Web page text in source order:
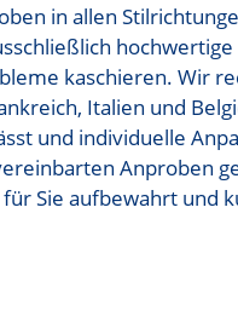
in allen
kaschieren. Wir
Italien und
und individuelle
Anproben
Sie aufbewahrt und